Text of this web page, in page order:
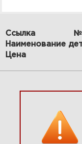
2
Ссылка №
Наименование
Цена